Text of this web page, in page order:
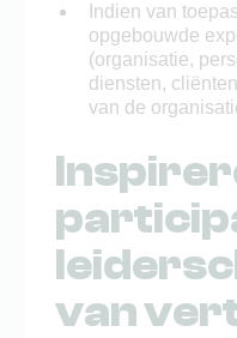
Indien van
opgebouwde
(organisatie,
diensten,
van de
van